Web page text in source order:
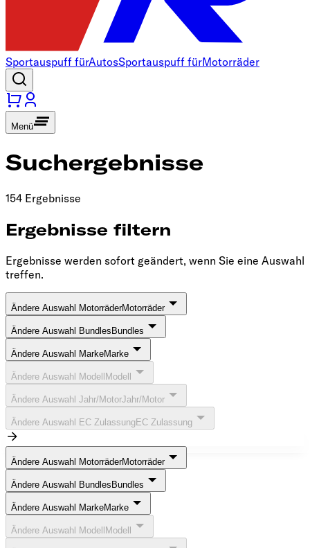
Sportauspuff fürAutosSportauspuff fürMotorräder
Menü
Suchergebnisse
154 Ergebnisse
Ergebnisse filtern
Ergebnisse werden sofort geändert, wenn Sie eine Auswahl
treffen.
Ändere Auswahl MotorräderMotorräder
Ändere Auswahl BundlesBundles
Ändere Auswahl MarkeMarke
Ändere Auswahl ModellModell
Ändere Auswahl Jahr/MotorJahr/Motor
Ändere Auswahl EC ZulassungEC Zulassung
Ändere Auswahl MotorräderMotorräder
Ändere Auswahl BundlesBundles
Ändere Auswahl MarkeMarke
Ändere Auswahl ModellModell